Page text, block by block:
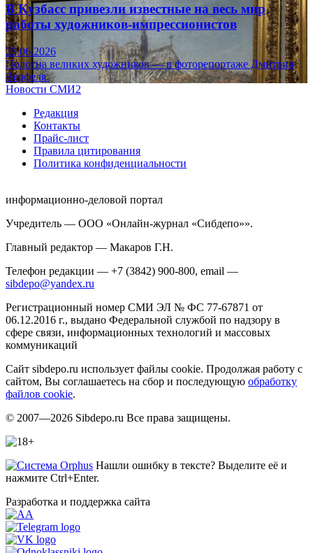
В Кузбасс привезли известные на весь мир
работы художников-импрессионистов
23.06.2026
Полотна великих художников — в фоторепортаже Дмитрия
Верфеля.
Новости СМИ2
Редакция
Контакты
Прайс-лист
Правила цитирования
Политика конфиденциальности
информационно-деловой портал
Учредитель — ООО «Онлайн-журнал «Сибдепо»».
Главный редактор — Макаров Г.Н.
Телефон редакции — +7 (3842) 900-800, email —
sibdepo@yandex.ru
Регистрационный номер СМИ ЭЛ № ФС 77-67871 от
06.12.2016 г., выдано Федеральной службой по надзору в
сфере связи, информационных технологий и массовых
коммуникаций
Сайт sibdepo.ru использует файлы cookie. Продолжая работу с
сайтом, Вы соглашаетесь на сбор и последующую обработку
файлов cookie.
© 2007—2026 Sibdepo.ru Все права защищены.
Нашли ошибку в тексте? Выделите её и
нажмите Ctrl+Enter.
Разработка и поддержка сайта